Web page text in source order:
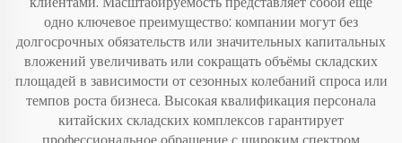
одно ключевое преимущество: компании могут без
долгосрочных обязательств или значительных капитальных
вложений увеличивать или сокращать объёмы складских
площадей в зависимости от сезонных колебаний спроса или
темпов роста бизнеса. Высокая квалификация персонала
китайских складских комплексов гарантирует